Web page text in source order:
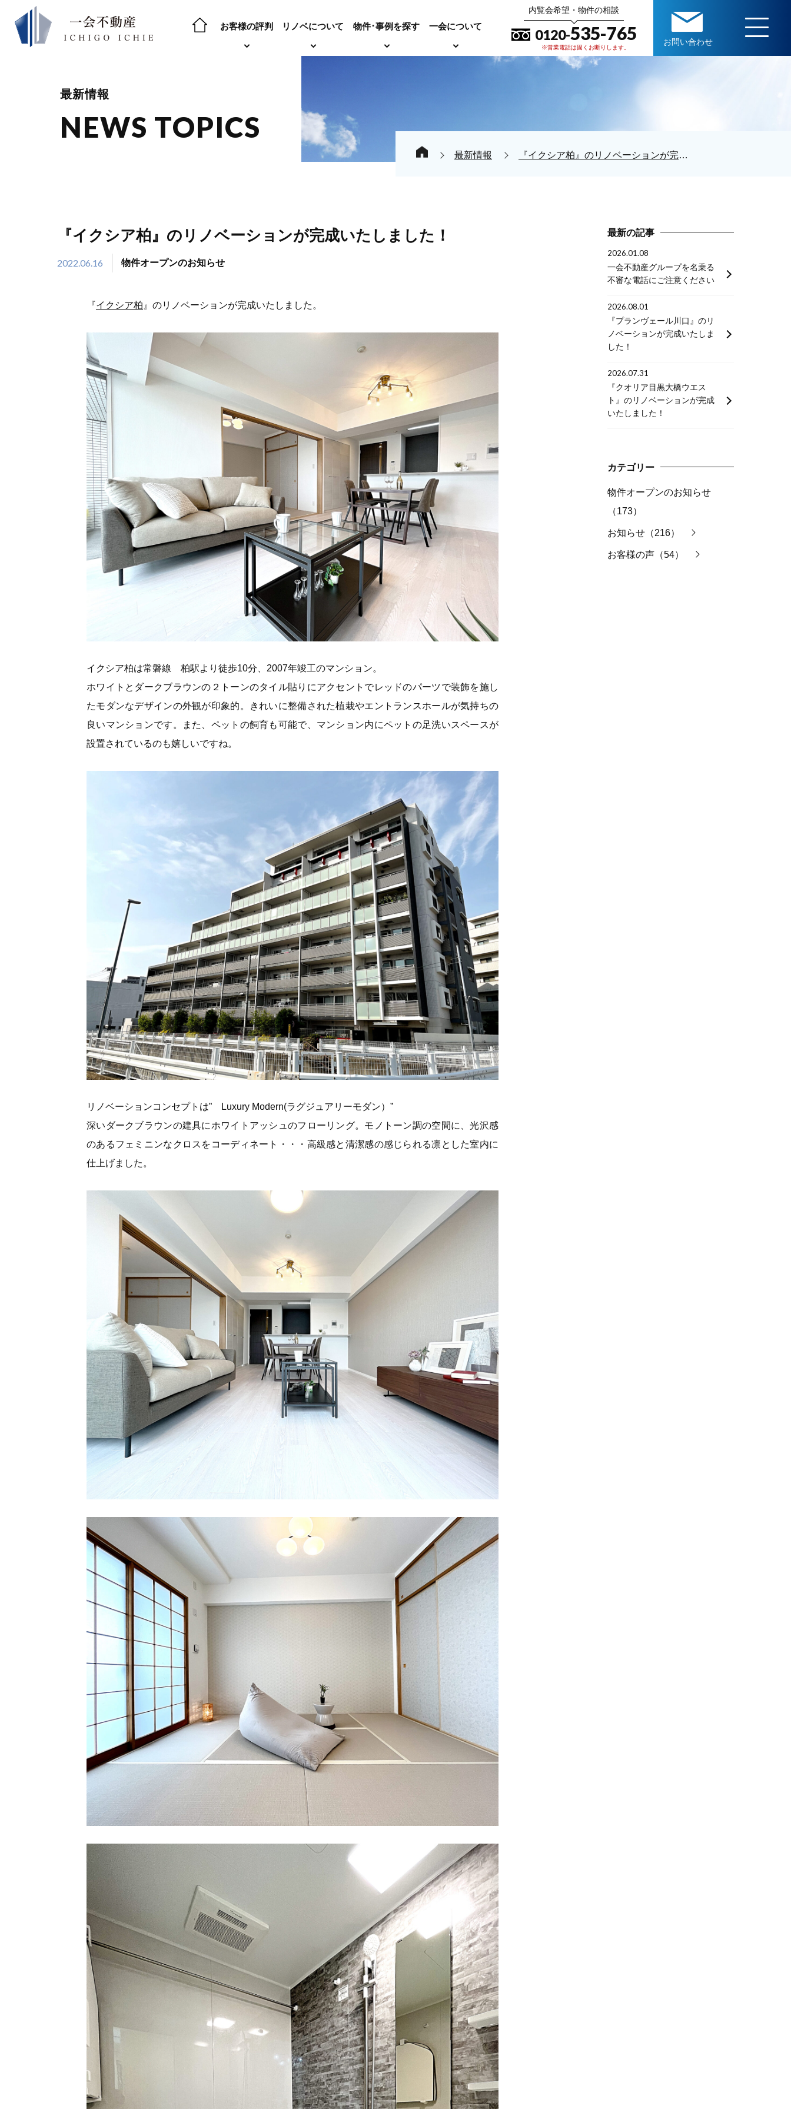
お客様の評判 リノベについて 物件･事例を探す 一会について
内覧会希望・物件の相談
0120-535-765
※営業電話は固くお断りします。
お問い合わせ
最新情報
NEWS TOPICS
最新情報 『イクシア柏』のリノベーションが完成いたしました！
『イクシア柏』のリノベーションが完成いたしました！
2022.06.16 物件オープンのお知らせ
『イクシア柏 』のリノベーションが完成いたしました。
イクシア柏は常磐線 柏駅より徒歩10分、2007年竣工のマンション。
ホワイトとダークブラウンの２トーンのタイル貼りにアクセントでレッドのパーツで装飾を施し
たモダンなデザインの外観が印象的。きれいに整備された植栽やエントランスホールが気持ちの
良いマンションです。また、ペットの飼育も可能で、マンション内にペットの足洗いスペースが
設置されているのも嬉しいですね。
リノベーションコンセプトは” Luxury Modern(ラグジュアリーモダン）”
深いダークブラウンの建具にホワイトアッシュのフローリング。モノトーン調の空間に、光沢感
のあるフェミニンなクロスをコーディネート・・・高級感と清潔感の感じられる凛とした室内に
仕上げました。
最新の記事
2026.01.08
一会不動産グループを名乗る
不審な電話にご注意ください
2026.08.01
『プランヴェール川口』のリ
ノベーションが完成いたしま
した！
2026.07.31
『クオリア目黒大橋ウエス
ト』のリノベーションが完成
いたしました！
カテゴリー
物件オープンのお知らせ
（173）
お知らせ（216）
お客様の声（54）